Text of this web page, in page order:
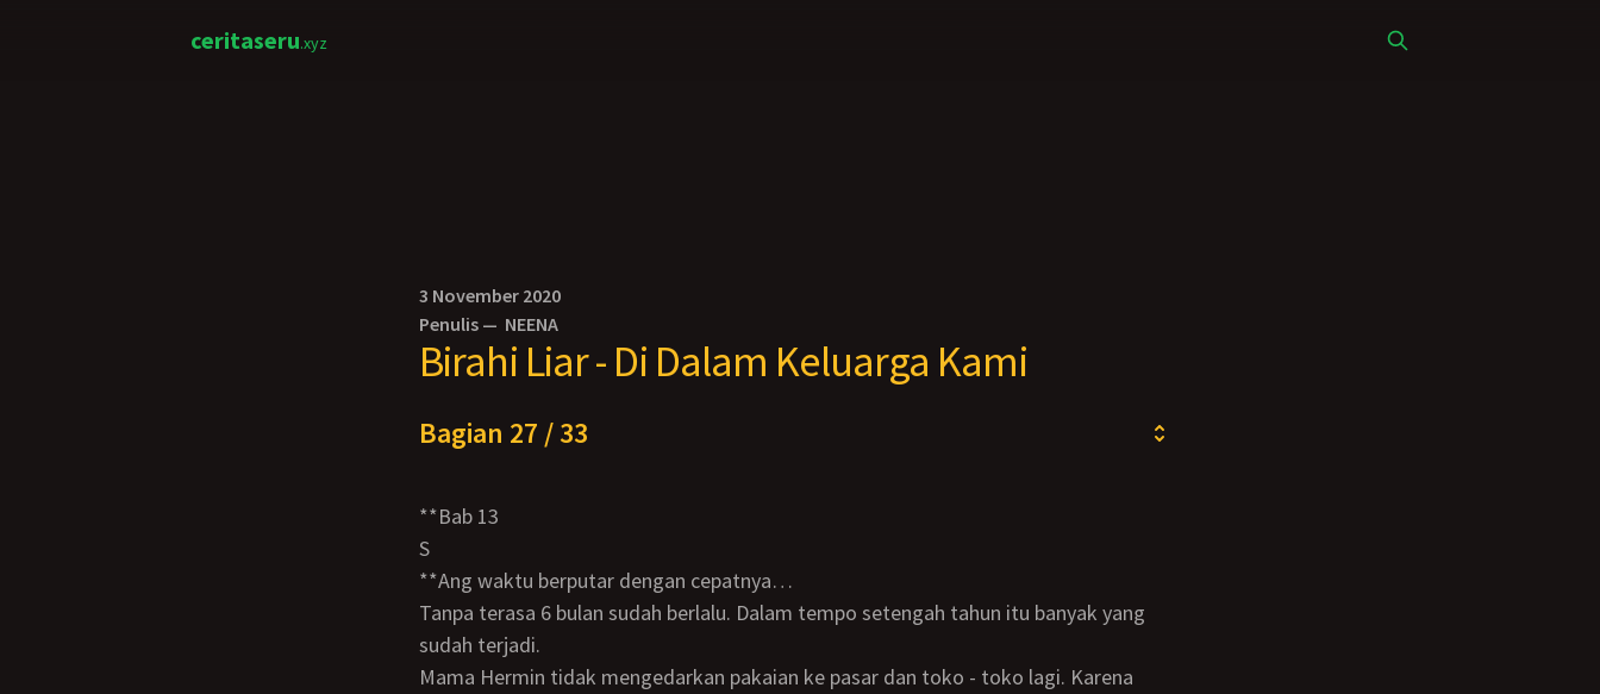
ceritaseru.xyz
3 November 2020
Penulis — NEENA
Birahi Liar - Di Dalam Keluarga Kami
Bagian 27 / 33
**Bab 13
S
**ang waktu berputar dengan cepatnya…
Tanpa terasa 6 bulan sudah berlalu. Dalam tempo setengah tahun itu banyak yang
sudah terjadi.
Mama Hermin tidak mengedarkan pakaian ke pasar dan toko - toko lagi. Karena